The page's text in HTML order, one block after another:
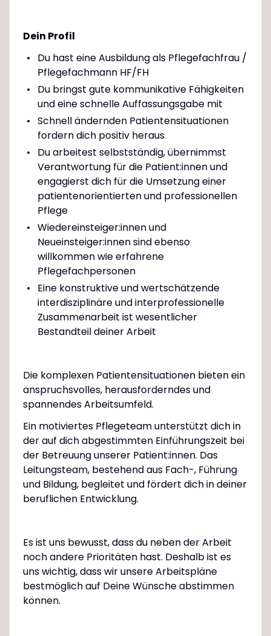
Dein Profil
Du hast eine Ausbildung als Pflegefachfrau /
Pflegefachmann HF/FH
Du bringst gute kommunikative Fähigkeiten
und eine schnelle Auffassungsgabe mit
Schnell ändernden Patientensituationen
fordern dich positiv heraus
Du arbeitest selbstständig, übernimmst
Verantwortung für die Patient:innen und
engagierst dich für die Umsetzung einer
patientenorientierten und professionellen
Pflege
Wiedereinsteiger:innen und
Neueinsteiger:innen sind ebenso
willkommen wie erfahrene
Pflegefachpersonen
Eine konstruktive und wertschätzende
interdisziplinäre und interprofessionelle
Zusammenarbeit ist wesentlicher
Bestandteil deiner Arbeit
Die komplexen Patientensituationen bieten ein
anspruchsvolles, herausforderndes und
spannendes Arbeitsumfeld.
Ein motiviertes Pflegeteam unterstützt dich in
der auf dich abgestimmten Einführungszeit bei
der Betreuung unserer Patient:innen. Das
Leitungsteam, bestehend aus Fach-, Führung
und Bildung, begleitet und fördert dich in deiner
beruflichen Entwicklung.
Es ist uns bewusst, dass du neben der Arbeit
noch andere Prioritäten hast. Deshalb ist es
uns wichtig, dass wir unsere Arbeitspläne
bestmöglich auf Deine Wünsche abstimmen
können.